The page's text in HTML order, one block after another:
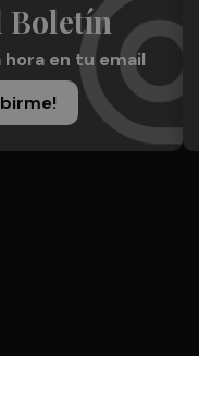
Boletín
en tu email